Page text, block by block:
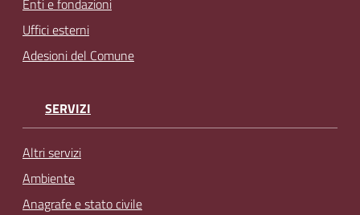
Uffici esterni
Adesioni del Comune
SERVIZI
Altri servizi
Ambiente
Anagrafe e stato civile